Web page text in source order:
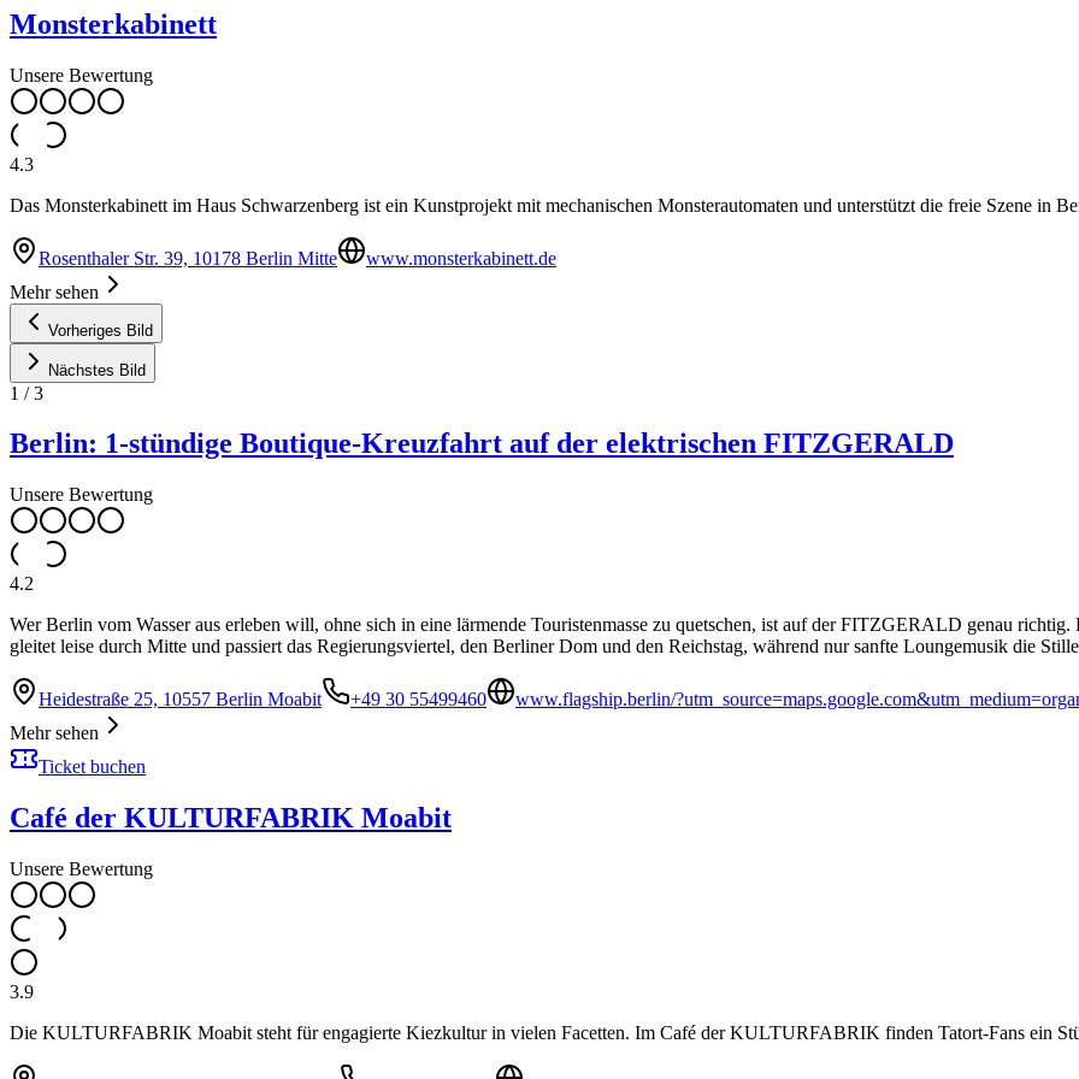
Monsterkabinett
Unsere Bewertung
4.3
Das Monsterkabinett im Haus Schwarzenberg ist ein Kunstprojekt mit mechanischen Monsterautomaten und unterstützt die freie Szene in
Rosenthaler Str. 39, 10178 Berlin Mitte
www.monsterkabinett.de
Mehr sehen
Vorheriges Bild
Nächstes Bild
1 /3
Berlin: 1-stündige Boutique-Kreuzfahrt auf der elektrischen FITZGERALD
Unsere Bewertung
4.2
Wer Berlin vom Wasser aus erleben will, ohne sich in eine lärmende Touristenmasse zu quetschen, ist auf der FITZGERALD genau
gleitet leise durch Mitte und passiert das Regierungsviertel, den Berliner Dom und den Reichstag, während nur sanfte Loungemusik die
Heidestraße 25, 10557 Berlin Moabit +49 30 55499460
www.flagship.berlin/
Mehr sehen
Ticket buchen
Café der KULTURFABRIK Moabit
Unsere Bewertung
3.9
Die KULTURFABRIK Moabit steht für engagierte Kiezkultur in vielen Facetten. Im Café der KULTURFABRIK finden Tatort-Fans ein